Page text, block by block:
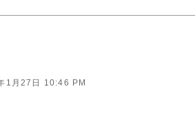
1月27日 10:46 PM